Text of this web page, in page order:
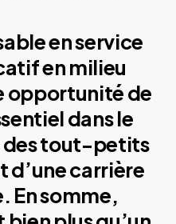
en service
en milieu
opportunité de
dans le
tout-petits
carrière
En somme,